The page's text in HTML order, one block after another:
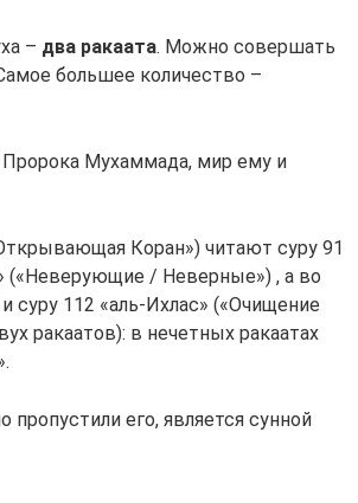
– два ракаата. Можно совершать
большее количество –
Пророка Мухаммада, мир ему и
Коран») читают суру 91
(«Неверующие / Неверные») , а во
суру 112 «аль-Ихлас» («Очищение
ракаатов): в нечетных ракаатах
его, является сунной